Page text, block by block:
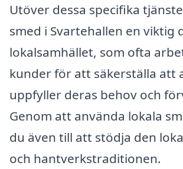
Utöver dessa specifika
smed i Svartehallen en viktig
lokalsamhället, som ofta
kunder för att säkerställa att
uppfyller deras behov och
Genom att använda lokala
du även till att stödja den
och hantverkstraditionen.